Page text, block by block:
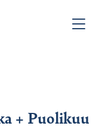
+ Puolikuu